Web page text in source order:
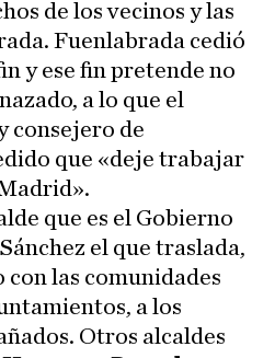
de los vecinos y las
Fuenlabrada cedió
y ese fin pretende no
a lo que el
consejero de
que «deje trabajar
que es el Gobierno
el que traslada,
con las comunidades
a los
Otros alcaldes